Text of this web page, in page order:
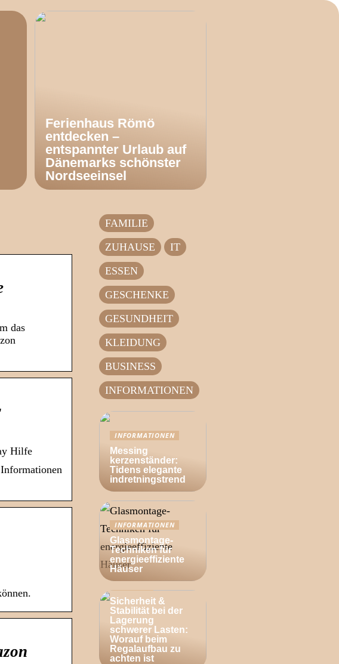
Ferienhaus Römö
entdecken –
entspannter Urlaub auf
Dänemarks schönster
Nordseeinsel
das
Hilfe
FAMILIE
ZUHAUSE
IT
ESSEN
GESCHENKE
GESUNDHEIT
KLEIDUNG
BUSINESS
INFORMATIONEN
INFORMATIONEN
Messing
kerzenständer:
Tidens elegante
indretningstrend
INFORMATIONEN
Glasmontage-
Techniken für
energieeffiziente
Häuser
Sicherheit &
Stabilität bei der
Lagerung
schwerer Lasten:
Worauf beim
Regalaufbau zu
achten ist